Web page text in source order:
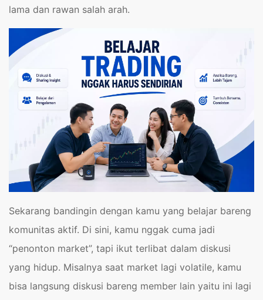
lama dan rawan salah arah.
Sekarang bandingin dengan kamu yang belajar bareng
komunitas aktif. Di sini, kamu nggak cuma jadi
“penonton market”, tapi ikut terlibat dalam diskusi
yang hidup. Misalnya saat market lagi volatile, kamu
bisa langsung diskusi bareng member lain yaitu ini lagi